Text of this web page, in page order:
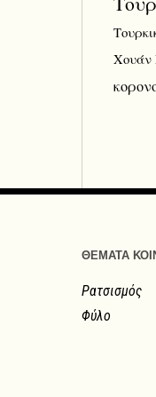
Χουάν
ΘΕΜΑΤΑ
Ρατσισμός
Φύλο